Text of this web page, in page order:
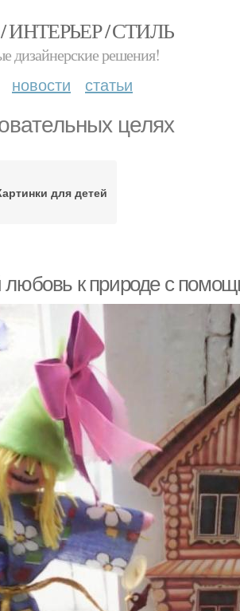
ИНТЕРЬЕР / СТИЛЬ
дизайнерские решения!
новости статьи
целях
для детей
любовь к природе с